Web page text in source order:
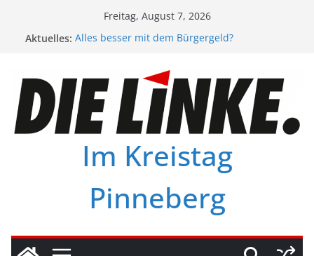
Freitag, August 7, 2026
Aktuelles: Alles besser mit dem Bürgergeld?
Offene Sprechstunde im LZB
Vorrang für Humanität und Menschlichkeit
Im Kreistag
Pinneberg